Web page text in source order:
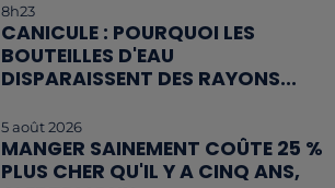
8h23
CANICULE : POURQUOI LES
BOUTEILLES D'EAU
DISPARAISSENT DES RAYONS...
5 août 2026
MANGER SAINEMENT COÛTE 25 %
PLUS CHER QU'IL Y A CINQ ANS,